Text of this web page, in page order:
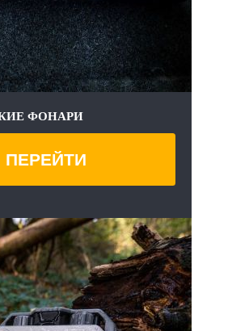
ФОНАРИ
ПЕРЕЙТИ